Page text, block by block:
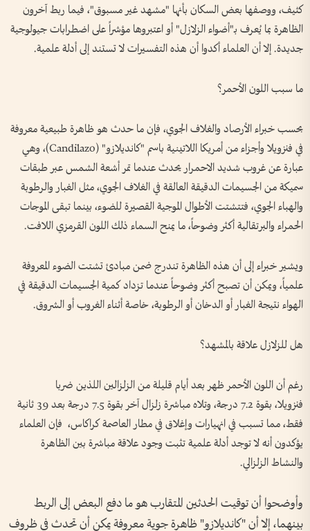
كثيف، ووصفها بعض السكان بأنها "مشهد غير مسبوق"، فيما ربط آخرون
الظاهرة بما يُعرف بـ"أضواء الزلازل" أو اعتبروها مؤشراً على اضطرابات جيولوجية
جديدة. إلا أن العلماء أكدوا أن هذه التفسيرات لا تستند إلى أدلة علمية.
ما سبب اللون الأحمر؟
بحسب خبراء الأرصاد والغلاف الجوي، فإن ما حدث هو ظاهرة طبيعية معروفة
في فنزويلا وأجزاء من أمريكا اللاتينية باسم "كانديلازو" (Candilazo)، وهي
عبارة عن غروب شديد الاحمرار يحدث عندما تمر أشعة الشمس عبر طبقات
سميكة من الجسيمات الدقيقة العالقة في الغلاف الجوي، مثل الغبار والرطوبة
والهباء الجوي، فتتشتت الأطوال الموجية القصيرة للضوء، بينما تبقى الموجات
الحمراء والبرتقالية أكثر وضوحاً، ما يمنح السماء ذلك اللون القرمزي اللافت.
ويشير خبراء إلى أن هذه الظاهرة تندرج ضمن مبادئ تشتت الضوء المعروفة
علمياً، ويمكن أن تصبح أكثر وضوحاً عندما تزداد كمية الجسيمات الدقيقة في
الهواء نتيجة الغبار أو الدخان أو الرطوبة، خاصة أثناء الغروب أو الشروق.
هل للزلازل علاقة بالمشهد؟
رغم أن اللون الأحمر ظهر بعد أيام قليلة من الزلزالين اللذين ضربا
فنزويلا، بقوة 7.2 درجة، وتلاه مباشرة زلزال آخر بقوة 7.5 درجة بعد 39 ثانية
فقط، مما تسبب في انهيارات وإغلاق في مطار العاصمة كراكاس، فإن العلماء
يؤكدون أنه لا توجد أدلة علمية تثبت وجود علاقة مباشرة بين الظاهرة
والنشاط الزلزالي.
وأوضحوا أن توقيت الحدثين المتقارب هو ما دفع البعض إلى الربط
بينهما، إلا أن "كانديلازو" ظاهرة جوية معروفة يمكن أن تحدث في ظروف